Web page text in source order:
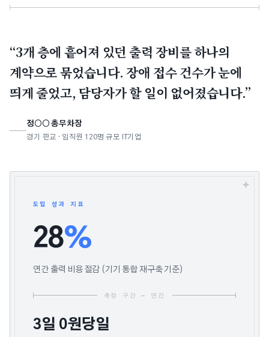
“3개 층에 흩어져 있던 출력 장비를 하나의
계약으로 묶었습니다. 장애 접수 건수가 눈에
띄게 줄었고, 담당자가 할 일이 없어졌습니다.”
정○○ 총무차장
경기 판교 · 임직원 120명 규모 IT기업
도입 성과 지표
28%
연간 출력 비용 절감 (기기 통합 재구축 기준)
측정 구간 — 연간
3일 0원당일